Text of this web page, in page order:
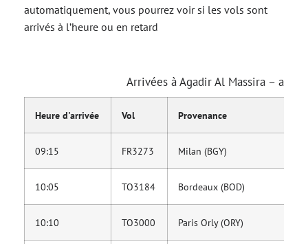
automatiquement, vous pourrez voir si les vols sont
arrivés à l’heure ou en retard
Arrivées à Agadir Al Massira –
Heure d'arrivée Vol Provenance
09:15 FR3273 Milan (BGY)
10:05 TO3184 Bordeaux (BOD)
10:10 TO3000 Paris Orly (ORY)